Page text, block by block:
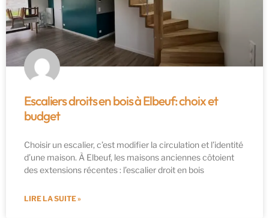
Escaliers droits en bois à Elbeuf: choix et
budget
Choisir un escalier, c’est modifier la circulation et l’identité
d’une maison. À Elbeuf, les maisons anciennes côtoient
des extensions récentes : l’escalier droit en bois
LIRE LA SUITE »